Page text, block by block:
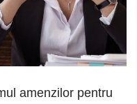
amenzilor pentru